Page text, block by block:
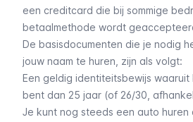
een creditcard die bij sommige
betaalmethode wordt
De basisdocumenten die je nodig
jouw naam te huren, zijn als volgt:
Een geldig identiteitsbewijs
bent dan 25 jaar (of 26/30,
Je kunt nog steeds een auto huren